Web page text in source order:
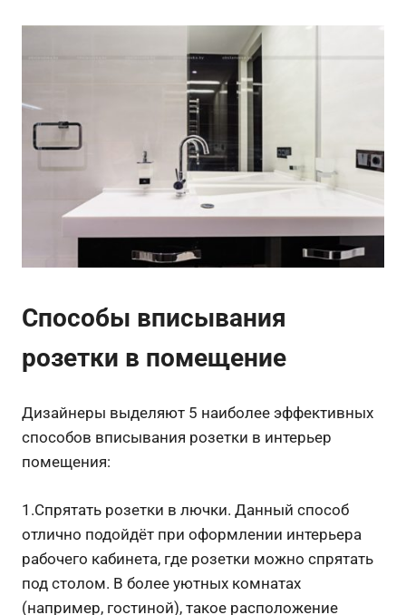
Способы вписывания
розетки в помещение
Дизайнеры выделяют 5 наиболее эффективных
способов вписывания розетки в интерьер
помещения:
1.Спрятать розетки в лючки. Данный способ
отлично подойдёт при оформлении интерьера
рабочего кабинета, где розетки можно спрятать
под столом. В более уютных комнатах
(например, гостиной), такое расположение